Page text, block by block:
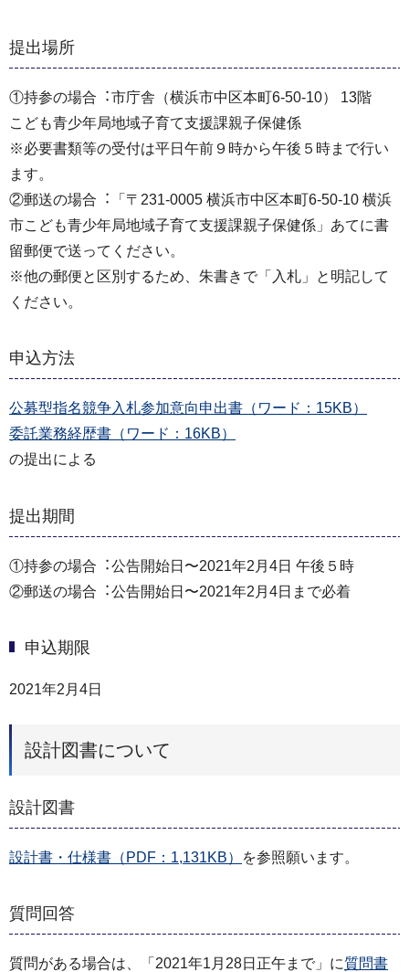
提出場所
①持参の場合︓市庁舎（横浜市中区本町6-50-10） 13階
こども⻘少年局地域子育て支援課親⼦保健係
※必要書類等の受付は平⽇午前９時から午後５時まで⾏い
ます。
②郵送の場合︓「〒231-0005 横浜市中区本町6-50-10 横浜
市こども⻘少年局地域子育て支援課親⼦保健係」あてに書
留郵便で送ってください。
※他の郵便と区別するため、朱書きで「⼊札」と明記して
ください。
申込方法
公募型指名競争入札参加意向申出書（ワード：15KB）
委託業務経歴書（ワード：16KB）
の提出による
提出期間
①持参の場合︓公告開始⽇〜2021年2⽉4⽇ 午後５時
②郵送の場合︓公告開始⽇〜2021年2⽉4⽇まで必着
申込期限
2021年2月4日
設計図書について
設計図書
設計書・仕様書（PDF：1,131KB） を参照願います。
質問回答
質問がある場合は、「2021年1⽉28⽇正午まで」に質問書